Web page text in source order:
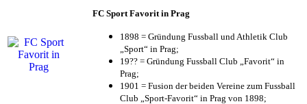
FC Sport Favorit in Prag
1898 = Gründung Fussball und Athletik Club
„Sport“ in Prag;
19?? = Gründung Fussball Club „Favorit“ in
Prag;
1901 = Fusion der beiden Vereine zum Fussball
Club „Sport-Favorit“ in Prag von 1898;